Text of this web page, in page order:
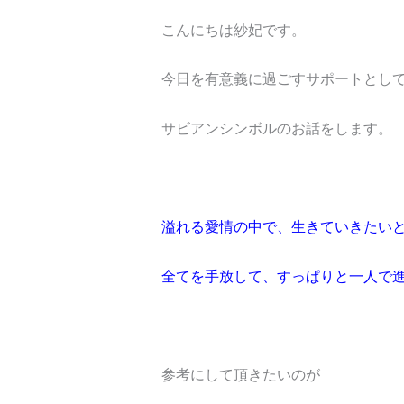
こんにちは紗妃です。
今日を有意義に過ごすサポートとして
サビアンシンボルのお話をします。
溢れる愛情の中で、生きていきたい
全てを手放して、すっぱりと一人で
参考にして頂きたいのが